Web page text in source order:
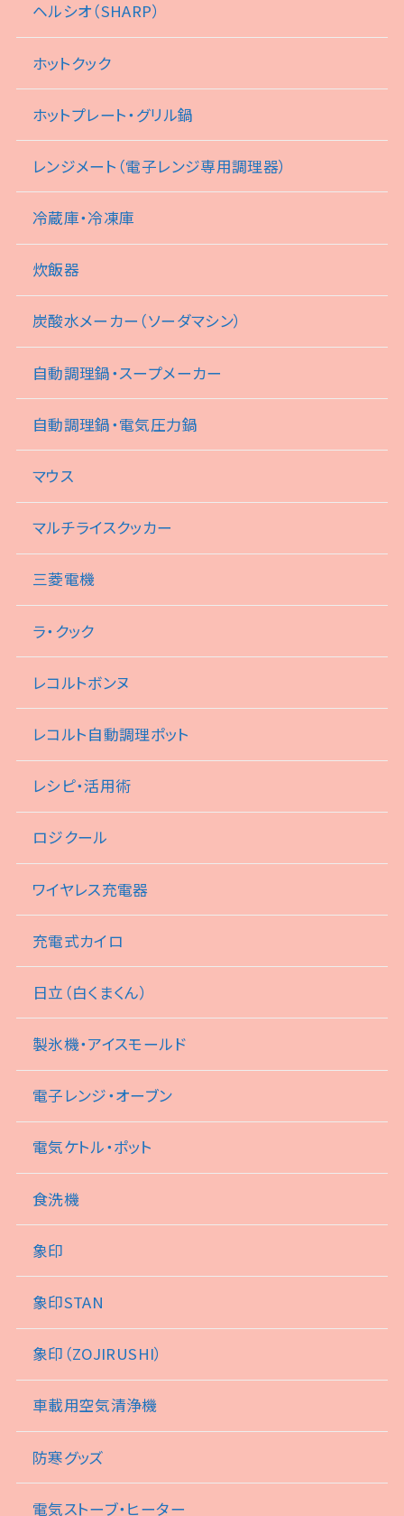
ヘルシオ（SHARP）
ホットクック
ホットプレート・グリル鍋
レンジメート（電子レンジ専用調理器）
冷蔵庫・冷凍庫
炊飯器
炭酸水メーカー（ソーダマシン）
自動調理鍋・スープメーカー
自動調理鍋・電気圧力鍋
マウス
マルチライスクッカー
三菱電機
ラ・クック
レコルトボンヌ
レコルト自動調理ポット
レシピ・活用術
ロジクール
ワイヤレス充電器
充電式カイロ
日立（白くまくん）
製氷機・アイスモールド
電子レンジ・オーブン
電気ケトル・ポット
食洗機
象印
象印STAN
象印（ZOJIRUSHI）
車載用空気清浄機
防寒グッズ
電気ストーブ・ヒーター